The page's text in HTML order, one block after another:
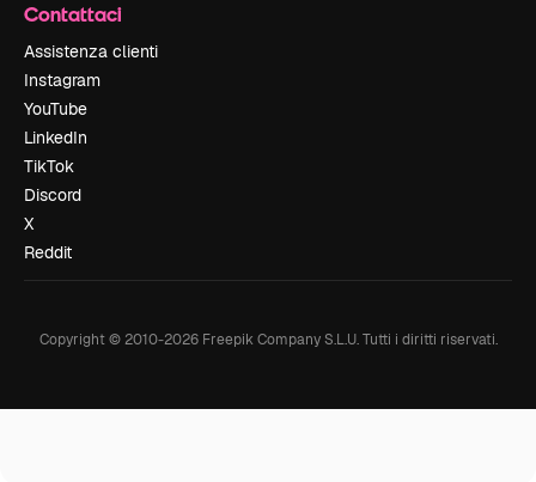
Contattaci
Assistenza clienti
Instagram
YouTube
LinkedIn
TikTok
Discord
X
Reddit
Copyright © 2010-2026Freepik Company S.L.U. Tutti i diritti riservati.